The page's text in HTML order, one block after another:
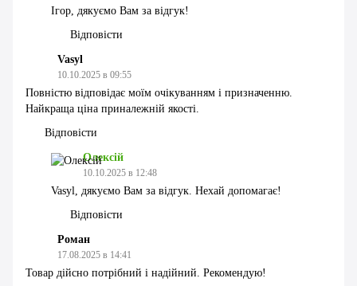
Ігор, дякуємо Вам за відгук!
Відповісти
Vasyl
10.10.2025 в 09:55
Повністю відповідає моїм очікуванням і призначенню.
Найкраща ціна приналежній якості.
Відповісти
Олексій
10.10.2025 в 12:48
Vasyl, дякуємо Вам за відгук. Нехай допомагає!
Відповісти
Роман
17.08.2025 в 14:41
Товар дійсно потрібний і надійний. Рекомендую!